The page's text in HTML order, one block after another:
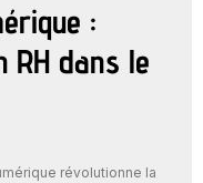
:
dans le
révolutionne la